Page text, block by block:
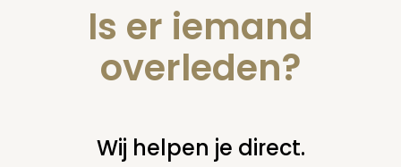
Landelijke uitvaartonderneming
Is er iemand
overleden?
Wij helpen je direct.